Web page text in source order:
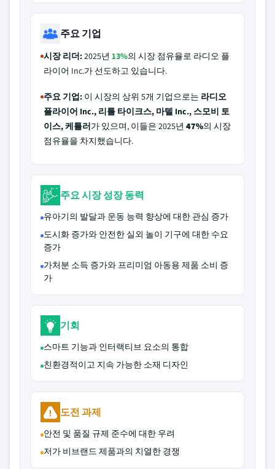
주요 기업
시장 리더:2025년 13%의 시장 점유율로 라디오 플
라이어 Inc.가 선도하고 있습니다.
주요 기업: 이 시장의 상위 5개 기업으로는 라디오
플라이어 Inc., 리틀 타이크스, 마텔 Inc., 스모비 토
이스, 케틀러가 있으며, 이들은 2025년 47%의 시장
점유율을 차지했습니다.
주요 시장 성장 동력
유아기의 발달과 운동 능력 향상에 대한 관심 증가
도시화 증가와 안전한 실외 놀이 기구에 대한 수요
증가
가처분 소득 증가와 프리미엄 아동용 제품 소비 증
가
기회
스마트 기능과 인터랙티브 요소의 통합
친환경적이고 지속 가능한 소재 디자인
도전 과제
안전 및 품질 규제 준수에 대한 우려
저가 비브랜드 제품과의 치열한 경쟁